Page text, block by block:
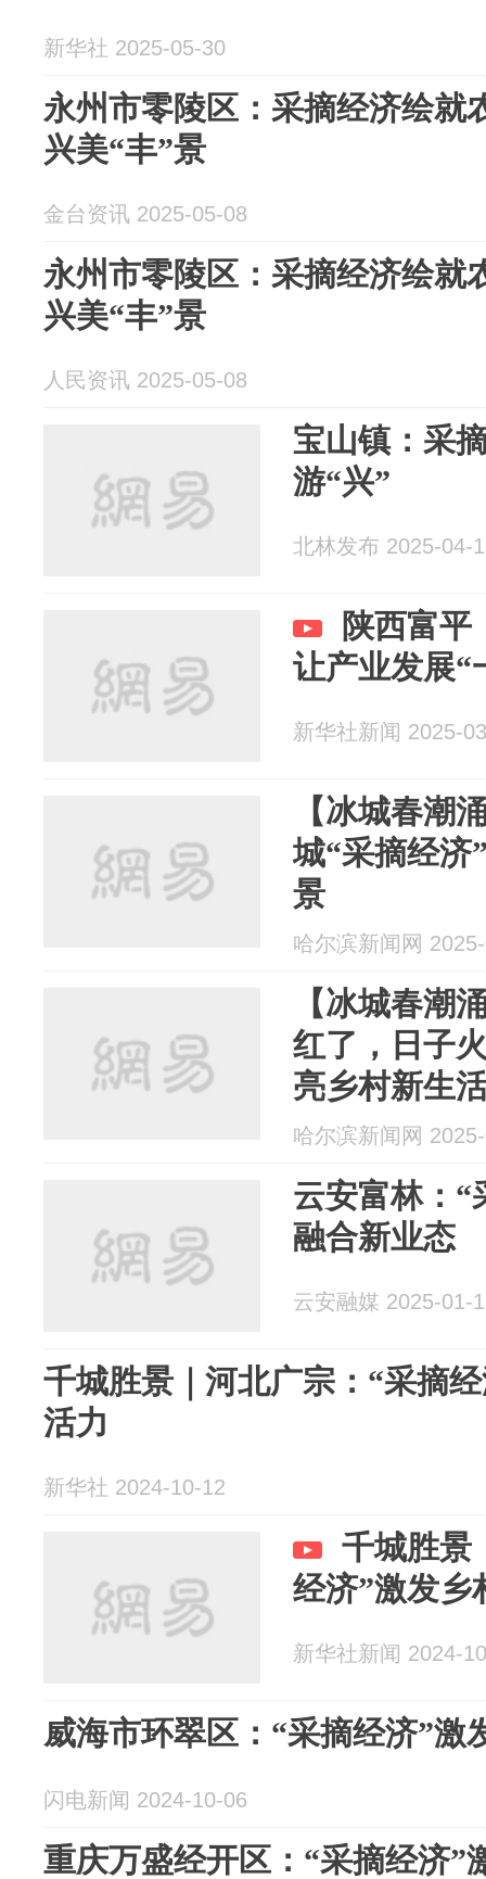
新华社 2025-05-30
永州市零陵区：采摘经济绘就
兴美“丰”景
金台资讯 2025-05-08
永州市零陵区：采摘经济绘就
兴美“丰”景
人民资讯 2025-05-08
宝山镇：采
游“兴”
北林发布 2025-04-
陕西富平
让产业发展“
新华社新闻 2025-
【冰城春潮
城“采摘经济
景
哈尔滨新闻网
【冰城春潮
红了，日子
亮乡村新生
哈尔滨新闻网
云安富林：“
融合新业态
云安融媒 2025-01-
千城胜景｜河北广宗：“采摘
活力
新华社 2024-10-12
千城胜景
经济”激发乡
新华社新闻 2024-
威海市环翠区：“采摘经济”激
闪电新闻 2024-10-06
重庆万盛经开区：“采摘经济”